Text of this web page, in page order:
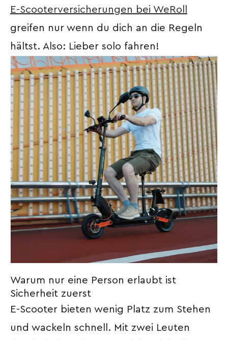
E-Scooterversicherungen bei WeRoll
greifen nur wenn du dich an die Regeln
hältst. Also: Lieber solo fahren!
Warum nur eine Person erlaubt ist
Sicherheit zuerst
E-Scooter bieten wenig Platz zum Stehen
und wackeln schnell. Mit zwei Leuten